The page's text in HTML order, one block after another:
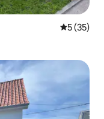
Prosječna
5 (35)